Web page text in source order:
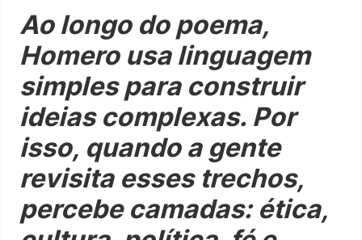
Ao longo do poema,
Homero usa linguagem
simples para construir
ideias complexas. Por
isso, quando a gente
revisita esses trechos,
percebe camadas: ética,